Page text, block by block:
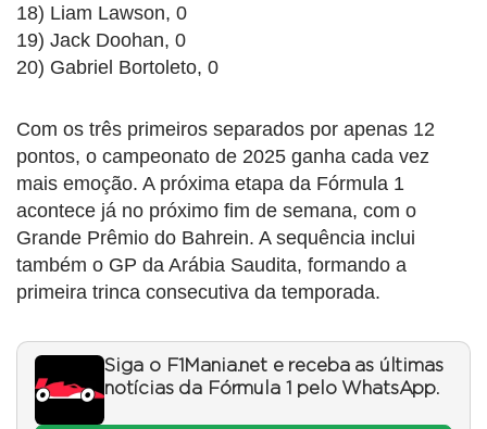
18) Liam Lawson, 0
19) Jack Doohan, 0
20) Gabriel Bortoleto, 0
Com os três primeiros separados por apenas 12
pontos, o campeonato de 2025 ganha cada vez
mais emoção. A próxima etapa da Fórmula 1
acontece já no próximo fim de semana, com o
Grande Prêmio do Bahrein. A sequência inclui
também o GP da Arábia Saudita, formando a
primeira trinca consecutiva da temporada.
Siga o F1Mania.net e receba as últimas
notícias da Fórmula 1 pelo WhatsApp.